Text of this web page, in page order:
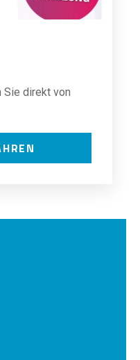
Sie direkt von